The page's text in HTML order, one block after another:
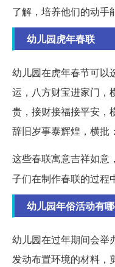
了解，培养他们的动手
幼儿园虎年春联
幼儿园在虎年春节可以
运，八方财宝进家门，
贵，接财接福接平安，
辞旧岁事泰辉煌，横批
这些春联寓意吉祥如意
子们在制作春联的过程
幼儿园年俗活动有
幼儿园在过年期间会举
发动布置环境的材料，